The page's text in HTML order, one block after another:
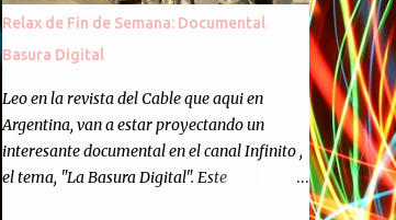
cuando digo "todos" me refiero a toda la
gente que alguna vez participó en el
semanario como panelista, y a ustedes. Por
eso se nos ocurrió la idea de emitir video en
vivo. La tarea no fué facil, hubo que
coordinar horarios, preparar el estudio,
configurar muchos programejos y hacer
Relax de Fin de Semana: Documental
Basura Digital
Leo en la revista del Cable que aqui en
Argentina, van a estar proyectando un
interesante documental en el canal Infinito ,
el tema, "La Basura Digital". Este